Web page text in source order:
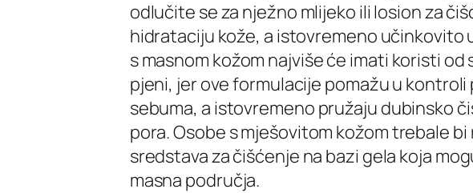
odlučite se za nježno mlijeko ili losion za
hidrataciju kože, a istovremeno učinkovito
s masnom kožom najviše će imati koristi
pjeni, jer ove formulacije pomažu u
sebuma, a istovremeno pružaju dubinsko
pora. Osobe s mješovitom kožom trebale
sredstava za čišćenje na bazi gela koja
masna područja.